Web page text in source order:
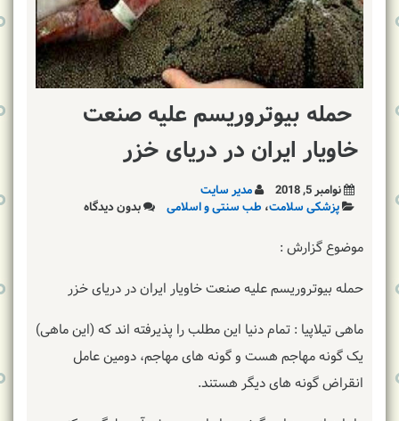
حمله بیوتروریسم علیه صنعت
خاویار ایران در دریای خزر
نوامبر 5, 2018
مدیر سایت
پزشکی سلامت، طب سنتی و اسلامی بدون دیدگاه
موضوع گزارش :
حمله بیوتروریسم علیه صنعت خاویار ایران در دریای خزر
ماهی تیلاپیا : تمام دنیا این مطلب را پذیرفته اند که (این ماهی)
یک گونه مهاجم هست و گونه های مهاجم، دومین عامل
انقراض گونه های دیگر هستند.